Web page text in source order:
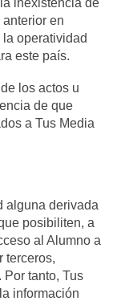
inexistencia de
en
operatividad
este país.
los actos u
de que
a Tus Media
alguna derivada
posibiliten, a
al Alumno a
terceros,
tanto, Tus
información